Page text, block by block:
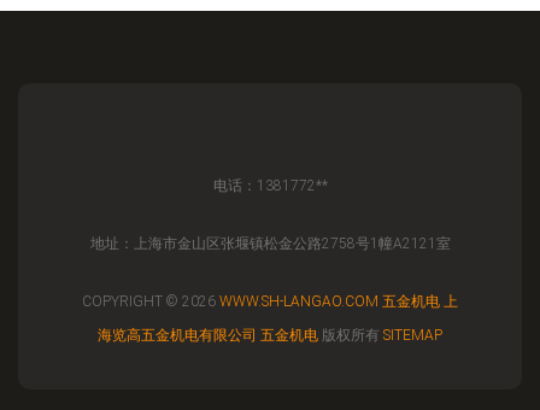
电话：1381772**
地址：上海市金山区张堰镇松金公路2758号1幢A2121室
COPYRIGHT © 2026 WWW.SH-LANGAO.COM 五金机电 上
海览高五金机电有限公司 五金机电 版权所有 SITEMAP